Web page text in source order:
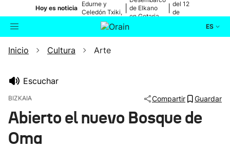
Hoy es noticia
Edurne y
Celedón Txiki,
en directo
de Elkano
en Getaria
del 12
de
ES
Buscador Actualidad
Inicio Cultura Arte
Escuchar
BIZKAIA Compartir Guardar
Abierto el nuevo Bosque de
Oma